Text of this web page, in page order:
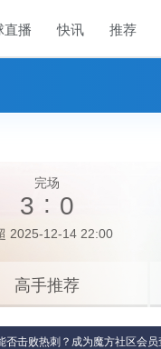
直播 快讯 推荐
完场
3 : 0
2025-12-14 22:00
高手推荐
击败热刺？成为魔方社区会员